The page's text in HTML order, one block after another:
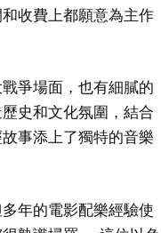
收費上都願意為主作
爭場面，也有細膩的
史和文化氛圍，結合
事添上了獨特的音樂
年的電影配樂經驗使